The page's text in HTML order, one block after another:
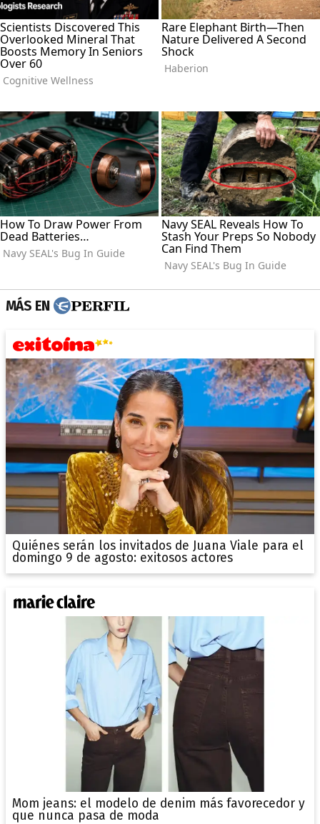
MÁS EN
Quiénes serán los invitados de Juana Viale para el
domingo 9 de agosto: exitosos actores
Mom jeans: el modelo de denim más favorecedor y
que nunca pasa de moda